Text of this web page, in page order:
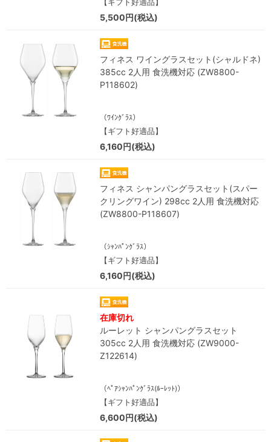
5,500円(税込)
フィネス ワイングラスセット(シャルドネ)
385cc 2人用 食洗機対応 (ZW8800-
P118602)
（ﾜｲﾝｸﾞﾗｽ）
【ギフト好適品】
6,160円(税込)
フィネス シャンパングラスセット(スパー
クリングワイン) 298cc 2人用 食洗機対応
(ZW8800-P118607)
（ｼｬﾝﾊﾟﾝｸﾞﾗｽ）
【ギフト好適品】
6,160円(税込)
在庫切れ
ルーレット シャンパングラスセット
305cc 2人用 食洗機対応 (ZW9000-
Z122614)
（ﾍﾟｱｼｬﾝﾊﾟﾝｸﾞﾗｽ(ﾙｰﾚｯﾄ)）
【ギフト好適品】
6,600円(税込)